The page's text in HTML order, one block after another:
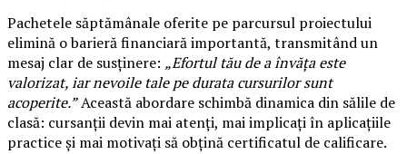
Pachetele săptămânale oferite pe parcursul proiectului
elimină o barieră financiară importantă, transmitând un
mesaj clar de susținere: „Efortul tău de a învăța este
valorizat, iar nevoile tale pe durata cursurilor sunt
acoperite.”Această abordare schimbă dinamica din sălile de
clasă: cursanții devin mai atenți, mai implicați în aplicațiile
practice și mai motivați să obțină certificatul de calificare.